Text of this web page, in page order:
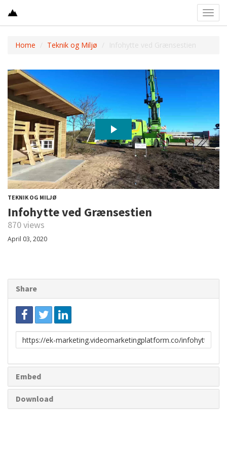
Home Teknik og Miljø Infohytte ved Grænsestien
TEKNIK OG MILJØ
Infohytte ved Grænsestien
870 views
April 03, 2020
Share
Link
to
Embed
Download